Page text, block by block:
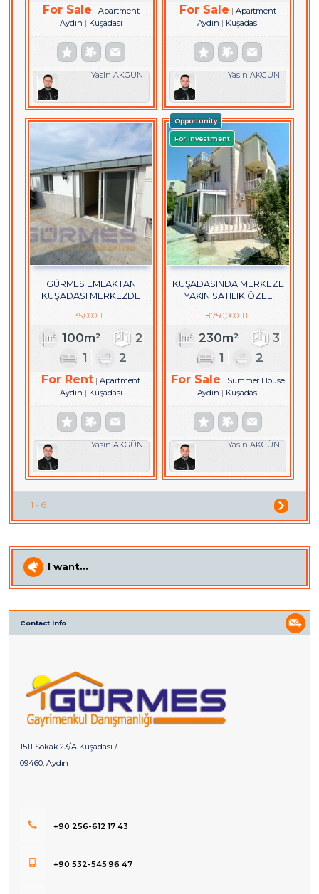
For Sale
Apartment
Aydın
Kuşadası
Yasin AKGÜN
For Sale
Apartment
Aydın
Kuşadası
Yasin AKGÜN
GÜRMES EMLAKTAN
KUŞADASI MERKEZDE
DAİRE
35,000 TL
100m²
2
1
2
For Rent
Apartment
Aydın
Kuşadası
Yasin AKGÜN
Opportunity
For Investment
KUŞADASINDA MERKEZE
YAKIN SATILIK ÖZEL
8,750,000 TL
230m²
3
1
2
For Sale
Summer House
Aydın
Kuşadası
Yasin AKGÜN
1 - 6
I want...
Contact Info
1511 Sokak 23/A Kuşadası / -
09460, Aydın
+90 256-612 17 43
+90 532-545 96 47